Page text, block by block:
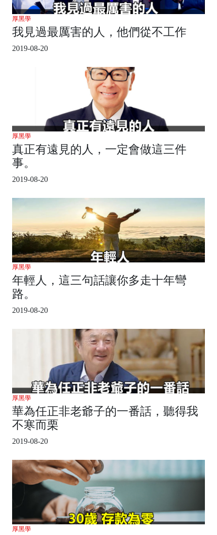
厚黑學
我見過最厲害的人，他們從不工作
2019-08-20
厚黑學
真正有遠見的人，一定會做這三件
事。
2019-08-20
厚黑學
年輕人，這三句話讓你多走十年彎
路。
2019-08-20
厚黑學
華為任正非老爺子的一番話，聽得我
不寒而栗
2019-08-20
厚黑學